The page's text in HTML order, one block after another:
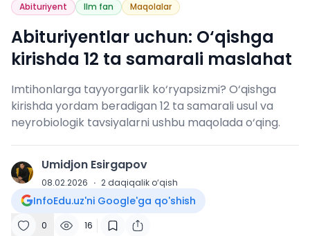
Abituriyent Ilm fan Maqolalar
Abituriyentlar uchun: O‘qishga
kirishda 12 ta samarali maslahat
Imtihonlarga tayyorgarlik ko‘ryapsizmi? O‘qishga
kirishda yordam beradigan 12 ta samarali usul va
neyrobiologik tavsiyalarni ushbu maqolada o‘qing.
U Umidjon Esirgapov
08.02.2026 · 2 daqiqalik o‘qish
InfoEdu.uz'ni Google'ga qo'shish
0 16